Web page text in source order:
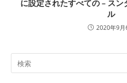
に設定されたすべての – ス
ル
2020年9月